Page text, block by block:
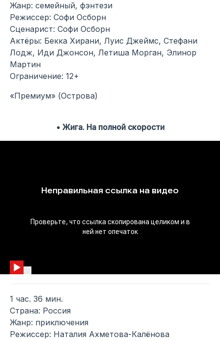
Жанр: семейный, фэнтези
Режиссер: Софи Осборн
Сценарист: Софи Осборн
Актёры: Бекка Хирани, Луис Джеймс, Стефани
Лодж, Иди Джонсон, Летиша Морган, Элинор
Мартин
Ограничение: 12+
«Премиум» (Острова)
• Жига. На полной скорости
1 час. 36 мин.
Страна: Россия
Жанр: приключения
Режиссер: Наталия Ахметова-Калёнова